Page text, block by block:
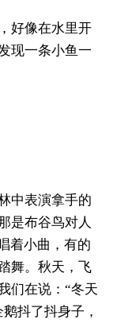
好像在水里开
现一条小鱼一
中表演拿手的
是布谷鸟对人
着小曲，有的
舞。秋天，飞
们在说：“冬天
抖了抖身子，